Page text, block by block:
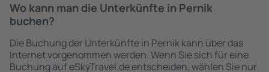
Wo kann man die Unterkünfte in Pernik
buchen?
Die Buchung der Unterkünfte in Pernik kann über das
Internet vorgenommen werden. Wenn Sie sich für eine
Buchung auf eSkyTravel.de entscheiden, wählen Sie nur